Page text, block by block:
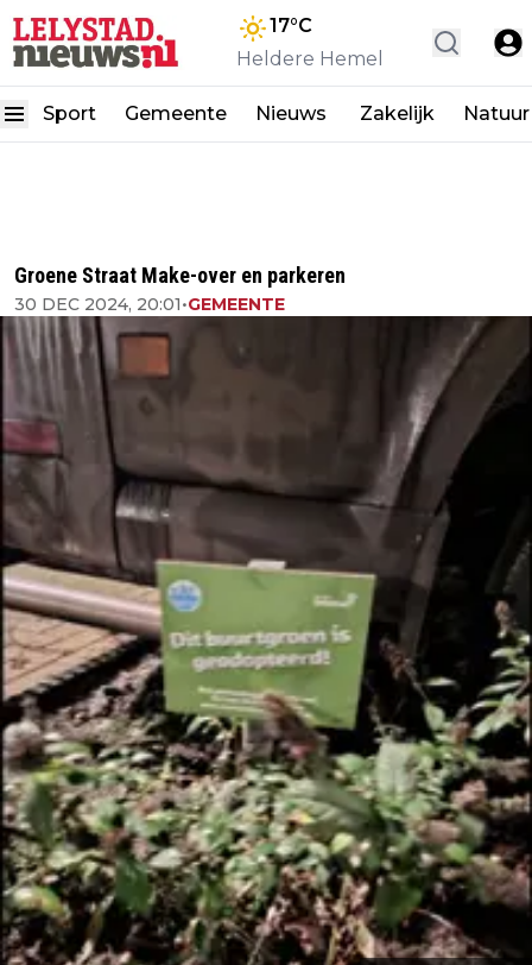
17°C
Heldere Hemel
Sport Gemeente Nieuws Zakelijk Natuur
Groene Straat Make-over en parkeren
30 DEC 2024, 20:01•GEMEENTE